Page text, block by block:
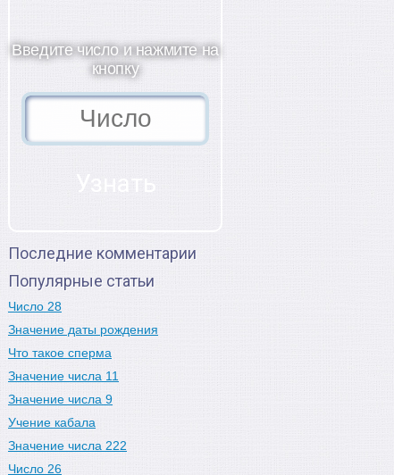
Введите число и нажмите на
кнопку
Последние комментарии
Популярные статьи
Число 28
Значение даты рождения
Что такое сперма
Значение числа 11
Значение числа 9
Учение кабала
Значение числа 222
Число 26